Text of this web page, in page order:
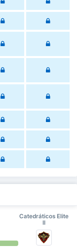
Catedráticos Elite
II